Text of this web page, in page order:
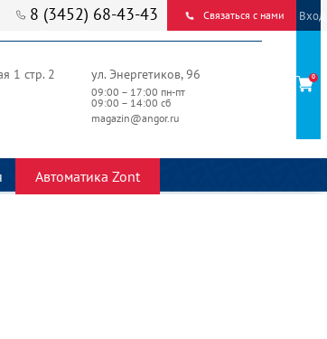
8 (3452) 68-43-43 Связаться с нами
1 стр. 2 ул. Энергетиков, 96
09:00 – 17:00 пн-пт
09:00 – 14:00 сб
magazin@angor.ru
Автоматика Zont
Вход
0